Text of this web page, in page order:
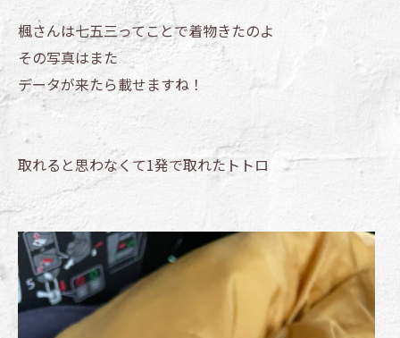
楓さんは七五三ってことで着物きたのよ
その写真はまた
データが来たら載せますね！
取れると思わなくて1発で取れたトトロ